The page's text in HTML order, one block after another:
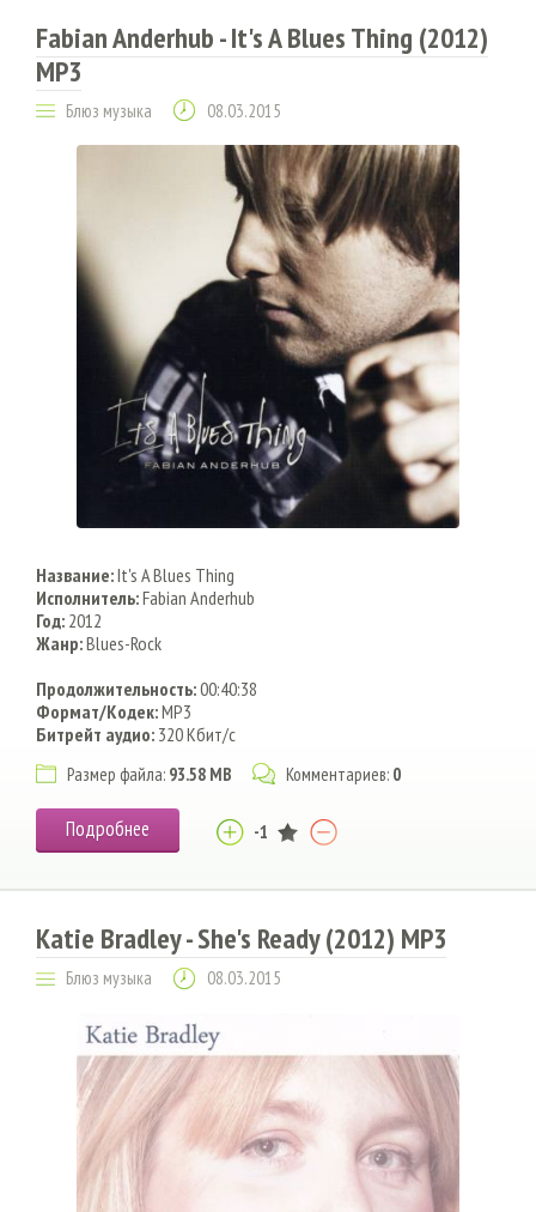
Fabian Anderhub - It's A Blues Thing (2012)
MP3
Блюз музыка 08.03.2015
Название:It's A Blues Thing
Исполнитель:Fabian Anderhub
Год: 2012
Жанр:Blues-Rock
Продолжительность:00:40:38
Формат/Кодек:MP3
Битрейт аудио: 320 Кбит/c
Размер файла: 93.58 MB Комментариев: 0
Подробнее -1
Katie Bradley - She's Ready (2012) MP3
Блюз музыка 08.03.2015